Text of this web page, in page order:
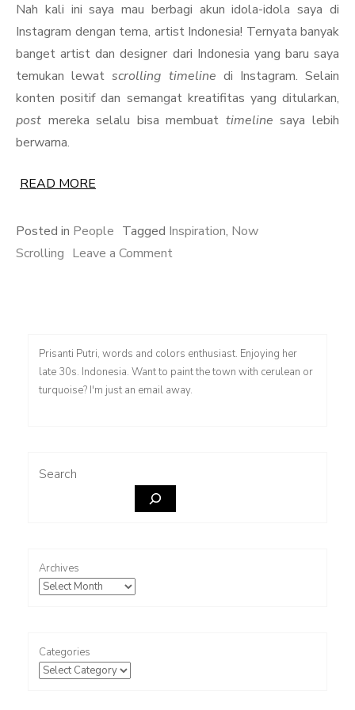
Nah kali ini saya mau berbagi akun idola-idola saya di
Instagram dengan tema, artist Indonesia! Ternyata banyak
banget artist dan designer dari Indonesia yang baru saya
temukan lewatscrolling timeline di Instagram. Selain
konten positif dan semangat kreatifitas yang ditularkan,
post mereka selalu bisa membuat timeline saya lebih
berwarna.
READ MORE
Posted in People Tagged Inspiration, Now
Scrolling Leave a Commenton
Prisanti Putri, words and colors enthusiast. Enjoying her
late 30s. Indonesia. Want to paint the town with cerulean or
turquoise? I'm just an email away.
Search
Archives
Categories